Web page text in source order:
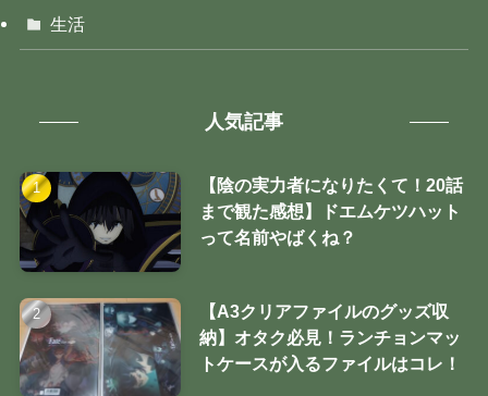
生活
人気記事
【陰の実力者になりたくて！20話
まで観た感想】ドエムケツハット
って名前やばくね？
【A3クリアファイルのグッズ収
納】オタク必見！ランチョンマッ
トケースが入るファイルはコレ！